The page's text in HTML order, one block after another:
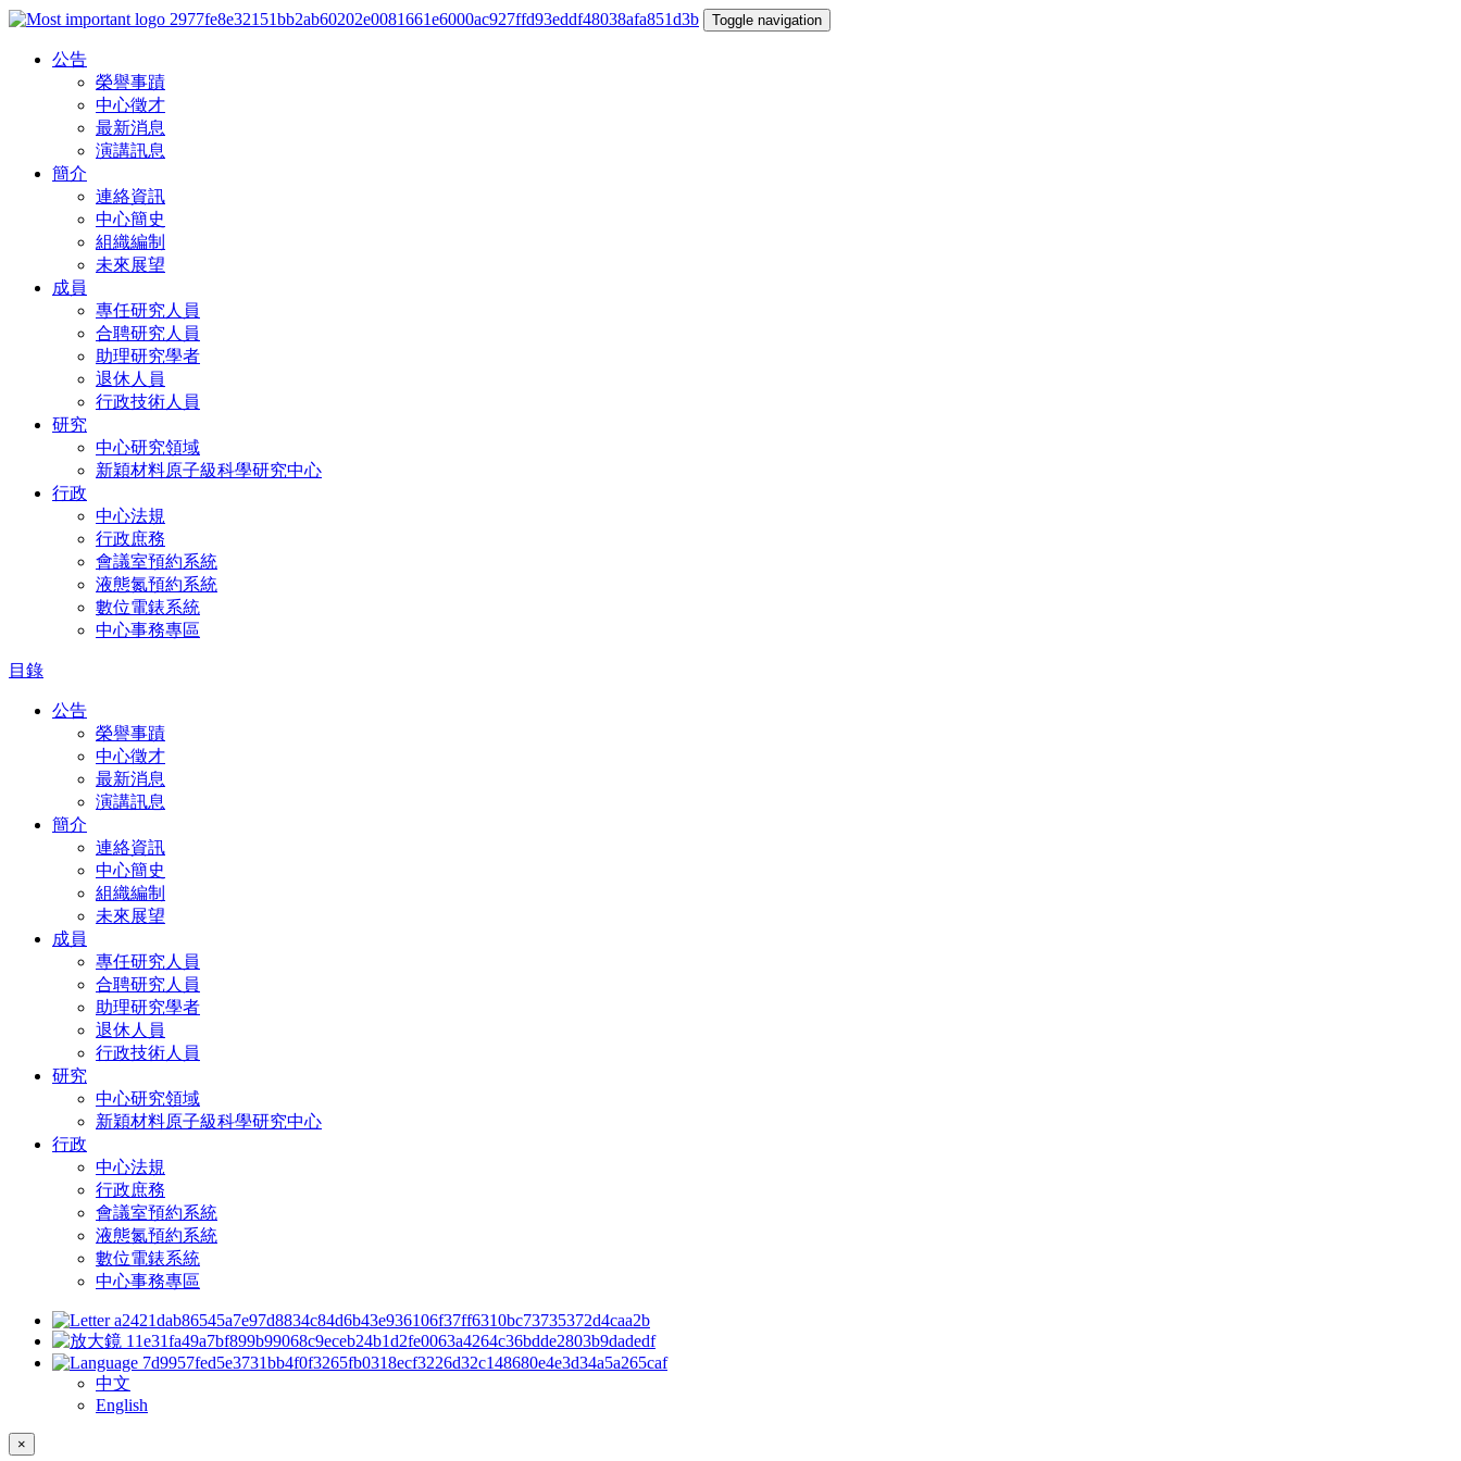
Toggle navigation
公告
榮譽事蹟
中心徵才
最新消息
演講訊息
簡介
連絡資訊
中心簡史
組織編制
未來展望
成員
專任研究人員
合聘研究人員
助理研究學者
退休人員
行政技術人員
研究
中心研究領域
新穎材料原子級科學研究中心
行政
中心法規
行政庶務
會議室預約系統
液態氮預約系統
數位電錶系統
中心事務專區
目錄
公告
榮譽事蹟
中心徵才
最新消息
演講訊息
簡介
連絡資訊
中心簡史
組織編制
未來展望
成員
專任研究人員
合聘研究人員
助理研究學者
退休人員
行政技術人員
研究
中心研究領域
新穎材料原子級科學研究中心
行政
中心法規
行政庶務
會議室預約系統
液態氮預約系統
數位電錶系統
中心事務專區
中文
English
×